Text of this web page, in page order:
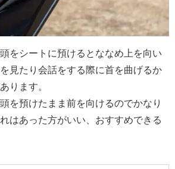
をシートに預けるとななめ上を向い
見たり会話をする際に首を曲げるか
ります。
を預けたまま前を向けるのでかなり
はあった方がいい、おすすめできる